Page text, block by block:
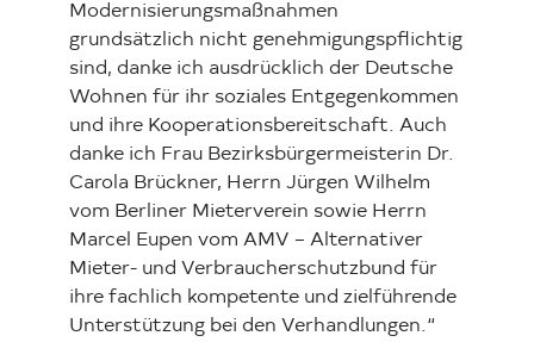
Modernisierungsmaßnahmen
grundsätzlich nicht genehmigungspflichtig
sind, danke ich ausdrücklich der Deutsche
Wohnen für ihr soziales Entgegenkommen
und ihre Kooperationsbereitschaft. Auch
danke ich Frau Bezirksbürgermeisterin Dr.
Carola Brückner, Herrn Jürgen Wilhelm
vom Berliner Mieterverein sowie Herrn
Marcel Eupen vom AMV – Alternativer
Mieter- und Verbraucherschutzbund für
ihre fachlich kompetente und zielführende
Unterstützung bei den Verhandlungen.“